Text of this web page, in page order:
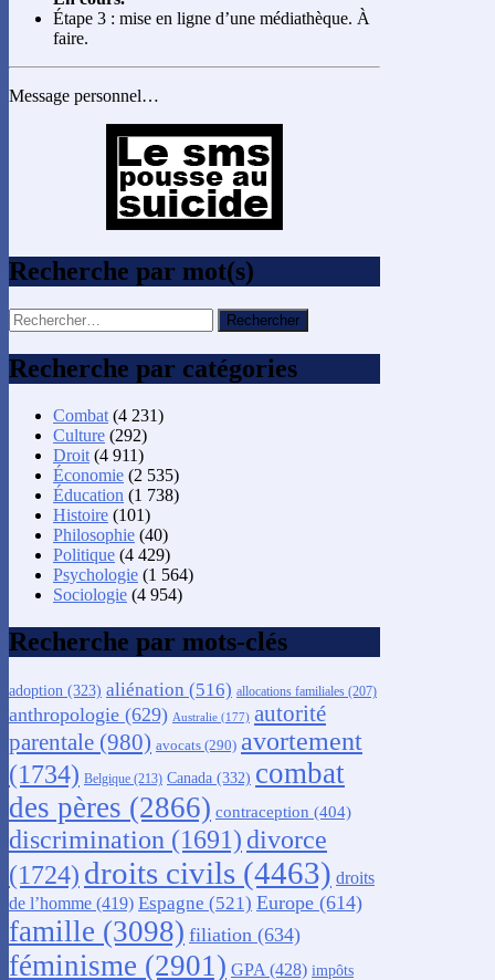
Étape 3 : mise en ligne d’une médiathèque. À
faire.
Message personnel…
Recherche par mot(s)
Rechercher :
Recherche par catégories
Combat (4 231)
Culture (292)
Droit (4 911)
Économie (2 535)
Éducation (1 738)
Histoire (101)
Philosophie (40)
Politique (4 429)
Psychologie (1 564)
Sociologie (4 954)
Recherche par mots-clés
adoption (323) aliénation (516) allocations familiales (207)
anthropologie (629) Australie (177) autorité
parentale (980) avocats (290) avortement
(1734) Belgique (213) Canada (332) combat
des pères (2866) contraception (404)
discrimination (1691) divorce
(1724) droits civils (4463) droits
de l’homme (419) Espagne (521) Europe (614)
famille (3098) filiation (634)
féminisme (2901) GPA (428) impôts